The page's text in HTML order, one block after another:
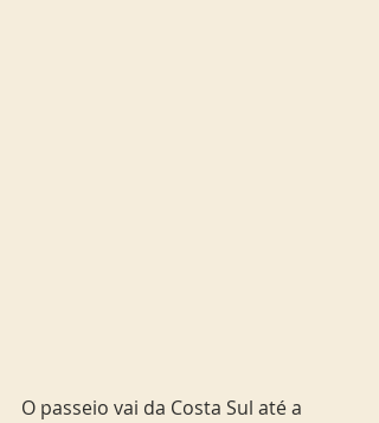
O passeio vai da Costa Sul até a